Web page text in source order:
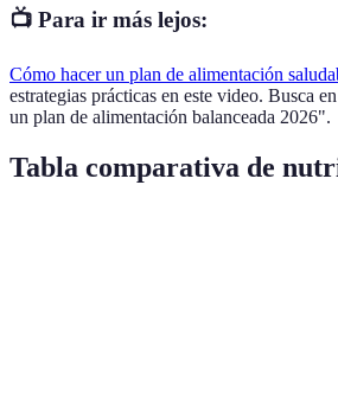
📺 Para ir más lejos:
Cómo hacer un plan de alimentación
estrategias prácticas en este video. Busca
un plan de alimentación balanceada 2026".
Tabla comparativa de